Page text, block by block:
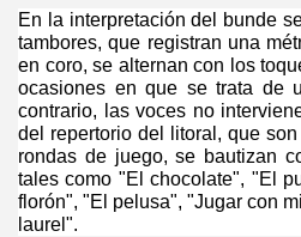
En la interpretación del bunde
tambores, que registran una
en coro, se alternan con los
ocasiones en que se trata de
contrario, las voces no
del repertorio del litoral, que
rondas de juego, se bautizan
tales como "El chocolate", "El
florón", "El pelusa", "Jugar con
laurel".